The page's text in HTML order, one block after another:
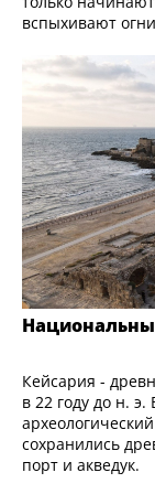
вспыхивают
Кейсария -
в 22 году до н.
сохранились
порт и акведук.